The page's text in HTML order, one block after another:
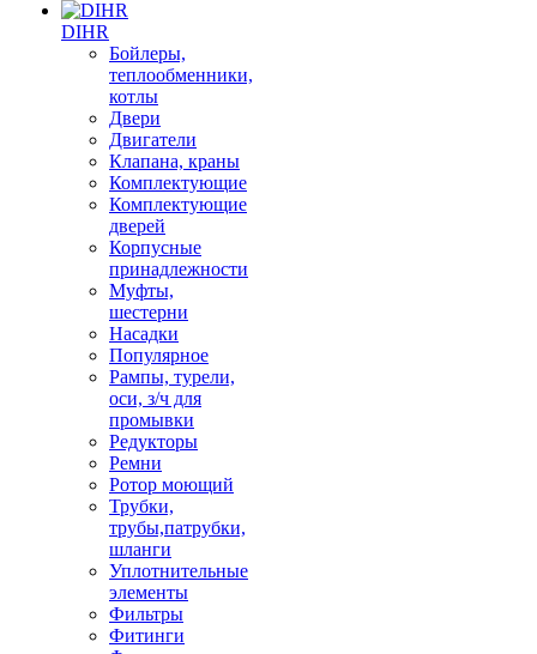
DIHR
Бойлеры,
теплообменники,
котлы
Двери
Двигатели
Клапана, краны
Комплектующие
Комплектующие
дверей
Корпусные
принадлежности
Муфты,
шестерни
Насадки
Популярное
Рампы, турели,
оси, з/ч для
промывки
Редукторы
Ремни
Ротор моющий
Трубки,
трубы,патрубки,
шланги
Уплотнительные
элементы
Фильтры
Фитинги